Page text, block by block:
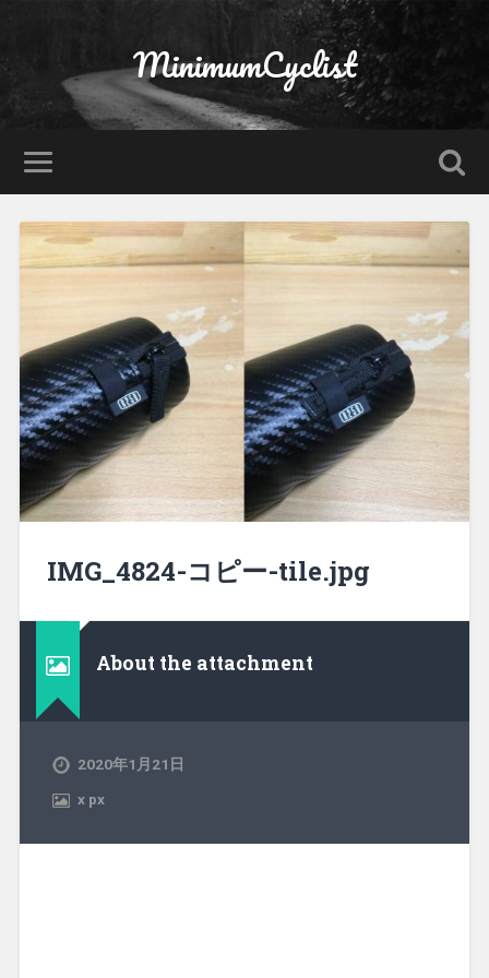
MinimumCyclist
IMG_4824-コピー-tile.jpg
About the attachment
2020年1月21日
xpx